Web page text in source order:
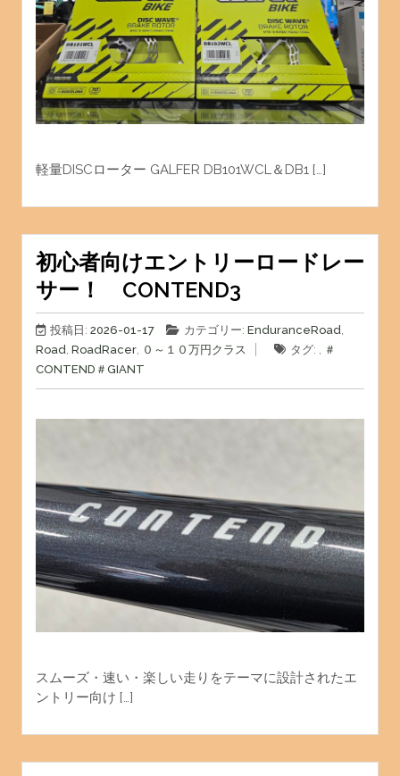
軽量DISCローター GALFER DB101WCL＆DB1 […]
初心者向けエントリーロードレー
サー！ CONTEND3
投稿日: 2026-01-17 カテゴリー: EnduranceRoad,
Road, RoadRacer, ０～１０万円クラス タグ: , ＃
CONTEND ＃GIANT
スムーズ・速い・楽しい走りをテーマに設計されたエ
ントリー向け […]